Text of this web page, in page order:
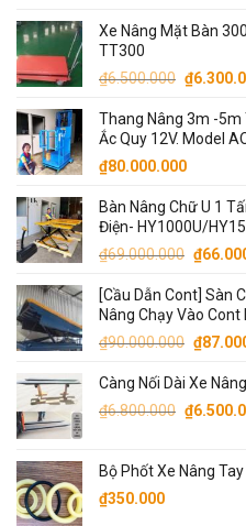
là:
Xe Nâng Mặt Bàn
TT300
₫6.500.000 Giá
là:
₫
Thang Nâng 3m -5m
Ắc Quy 12V. Model
₫80.000.000
Bàn Nâng Chữ U 1
Điện- HY1000U/
₫69.000.000 Giá
là:
₫
[Cầu Dẫn Cont] Sàn
Nâng Chạy Vào Cont
₫90.000.000 Giá
là:
₫
Càng Nối Dài Xe
₫6.800.000 Giá
₫
Bộ Phốt Xe Nâng
₫350.000